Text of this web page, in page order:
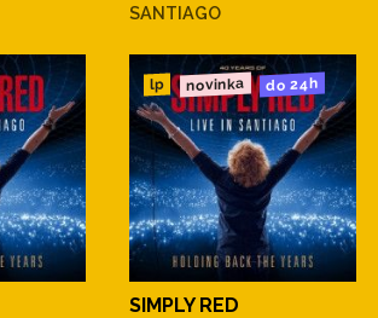
SANTIAGO
lp novinka do 24h
SIMPLY RED